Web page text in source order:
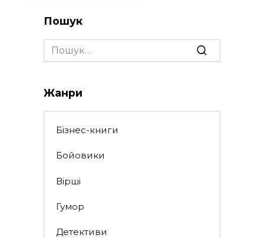
Пошук
Search
for:
Жанри
Бізнес-книги
Бойовики
Вірші
Гумор
Детективи